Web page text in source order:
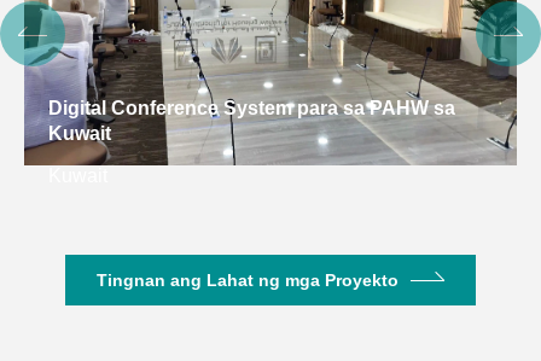
Digital Conference System para sa PAHW sa
Kuwait
Tingnan ang Lahat ng mga Proyekto